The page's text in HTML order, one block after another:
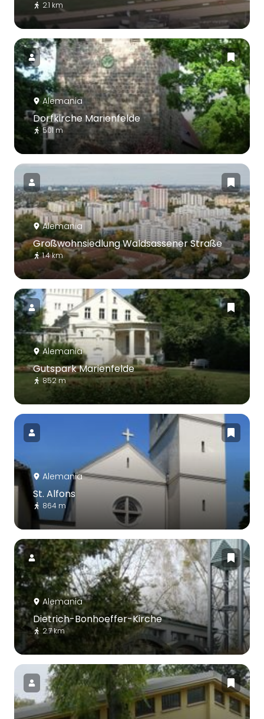
2.1 km
Alemania
Dorfkirche Marienfelde
501 m
Alemania
Großwohnsiedlung Waldsassener Straße
1.4 km
Alemania
Gutspark Marienfelde
852 m
Alemania
St. Alfons
864 m
Alemania
Dietrich-Bonhoeffer-Kirche
2.7 km